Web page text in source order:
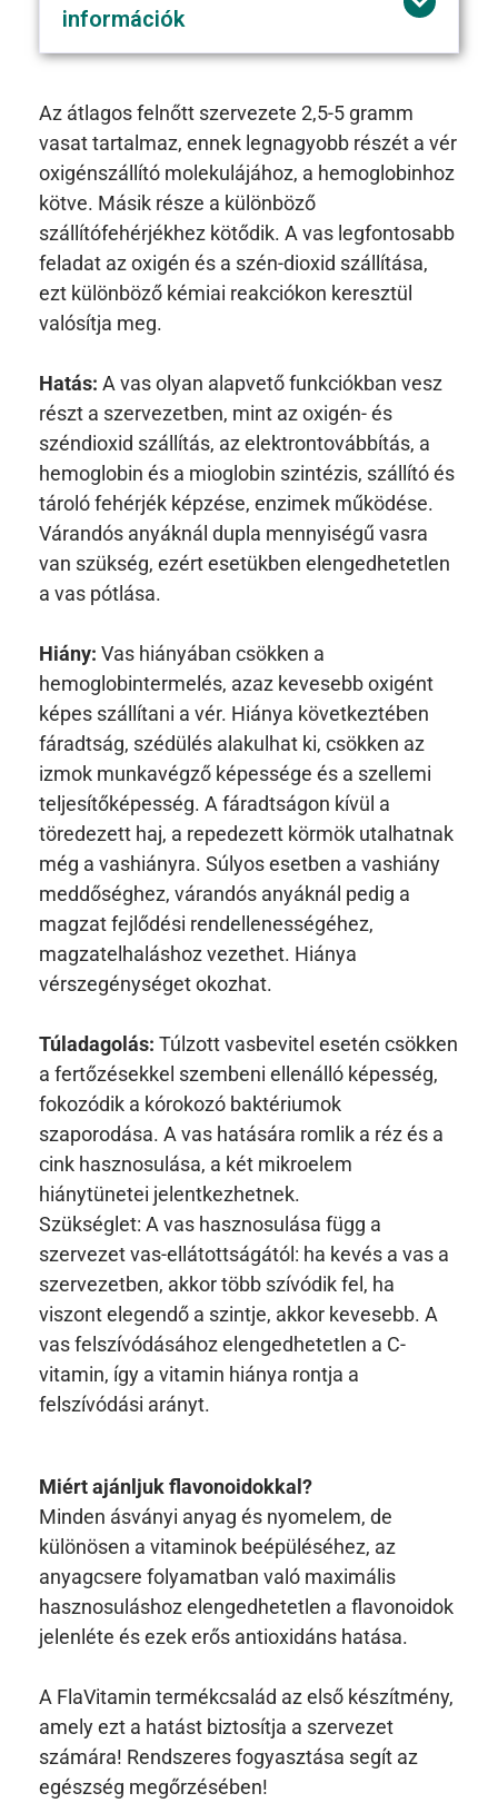
információk
Az átlagos felnőtt szervezete 2,5-5 gramm
vasat tartalmaz, ennek legnagyobb részét a vér
oxigénszállító molekulájához, a hemoglobinhoz
kötve. Másik része a különböző
szállítófehérjékhez kötődik. A vas legfontosabb
feladat az oxigén és a szén-dioxid szállítása,
ezt különböző kémiai reakciókon keresztül
valósítja meg.
Hatás: A vas olyan alapvető funkciókban vesz
részt a szervezetben, mint az oxigén- és
széndioxid szállítás, az elektrontovábbítás, a
hemoglobin és a mioglobin szintézis, szállító és
tároló fehérjék képzése, enzimek működése.
Várandós anyáknál dupla mennyiségű vasra
van szükség, ezért esetükben elengedhetetlen
a vas pótlása.
Hiány: Vas hiányában csökken a
hemoglobintermelés, azaz kevesebb oxigént
képes szállítani a vér. Hiánya következtében
fáradtság, szédülés alakulhat ki, csökken az
izmok munkavégző képessége és a szellemi
teljesítőképesség. A fáradtságon kívül a
töredezett haj, a repedezett körmök utalhatnak
még a vashiányra. Súlyos esetben a vashiány
meddőséghez, várandós anyáknál pedig a
magzat fejlődési rendellenességéhez,
magzatelhaláshoz vezethet. Hiánya
vérszegénységet okozhat.
Túladagolás: Túlzott vasbevitel esetén csökken
a fertőzésekkel szembeni ellenálló képesség,
fokozódik a kórokozó baktériumok
szaporodása. A vas hatására romlik a réz és a
cink hasznosulása, a két mikroelem
hiánytünetei jelentkezhetnek.
Szükséglet: A vas hasznosulása függ a
szervezet vas-ellátottságától: ha kevés a vas a
szervezetben, akkor több szívódik fel, ha
viszont elegendő a szintje, akkor kevesebb. A
vas felszívódásához elengedhetetlen a C-
vitamin, így a vitamin hiánya rontja a
felszívódási arányt.
Miért ajánljuk flavonoidokkal?
Minden ásványi anyag és nyomelem, de
különösen a vitaminok beépüléséhez, az
anyagcsere folyamatban való maximális
hasznosuláshoz elengedhetetlen a flavonoidok
jelenléte és ezek erős antioxidáns hatása.
A FlaVitamin termékcsalád az első készítmény,
amely ezt a hatást biztosítja a szervezet
számára! Rendszeres fogyasztása segít az
egészség megőrzésében!